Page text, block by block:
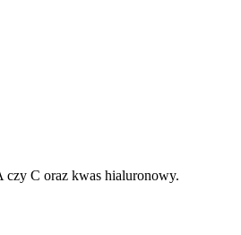
czy C oraz kwas hialuronowy.